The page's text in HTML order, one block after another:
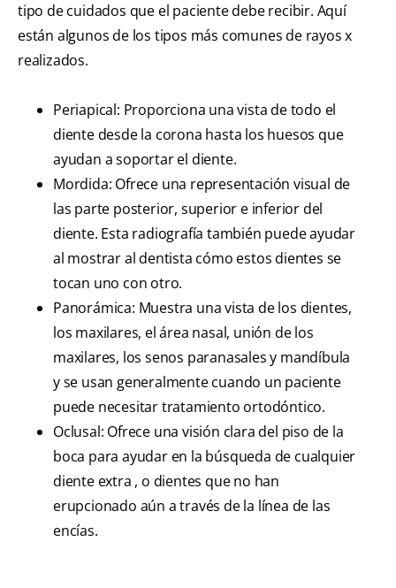
tipo de cuidados que el paciente debe recibir. Aquí
están algunos de los tipos más comunes de rayos x
realizados.
Periapical: Proporciona una vista de todo el
diente desde la corona hasta los huesos que
ayudan a soportar el diente.
Mordida: Ofrece una representación visual de
las parte posterior, superior e inferior del
diente. Esta radiografía también puede ayudar
al mostrar al dentista cómo estos dientes se
tocan uno con otro.
Panorámica: Muestra una vista de los dientes,
los maxilares, el área nasal, unión de los
maxilares, los senos paranasales y mandíbula
y se usan generalmente cuando un paciente
puede necesitar tratamiento ortodóntico.
Oclusal: Ofrece una visión clara del piso de la
boca para ayudar en la búsqueda de cualquier
diente extra , o dientes que no han
erupcionado aún a través de la línea de las
encías.